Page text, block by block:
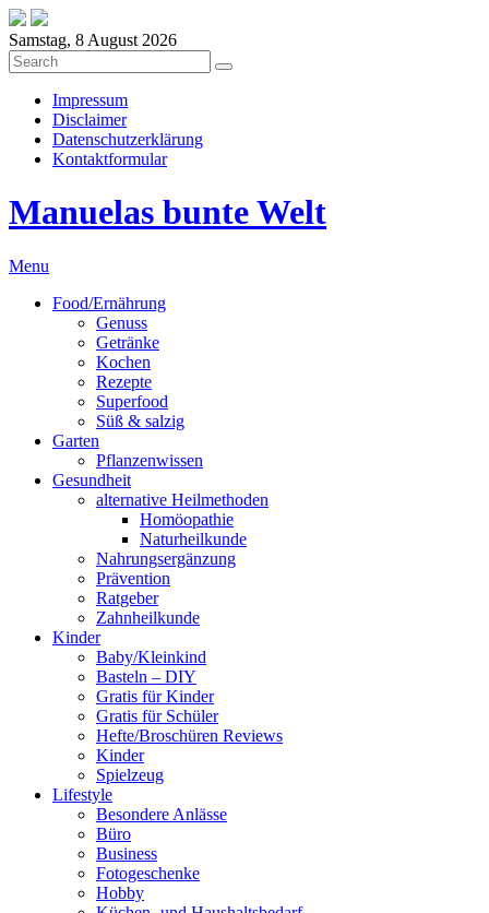
Samstag, 8 August 2026
Impressum
Disclaimer
Datenschutzerklärung
Kontaktformular
Manuelas bunte Welt
Menu
Food/Ernährung
Genuss
Getränke
Kochen
Rezepte
Superfood
Süß & salzig
Garten
Pflanzenwissen
Gesundheit
alternative Heilmethoden
Homöopathie
Naturheilkunde
Nahrungsergänzung
Prävention
Ratgeber
Zahnheilkunde
Kinder
Baby/Kleinkind
Basteln – DIY
Gratis für Kinder
Gratis für Schüler
Hefte/Broschüren Reviews
Kinder
Spielzeug
Lifestyle
Besondere Anlässe
Büro
Business
Fotogeschenke
Hobby